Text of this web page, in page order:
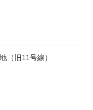
（旧11号線）